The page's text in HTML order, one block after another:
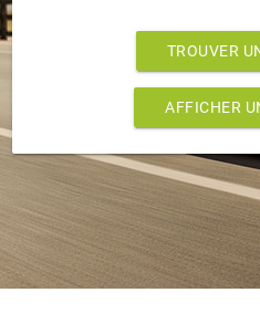
TROUVER
AFFICHER